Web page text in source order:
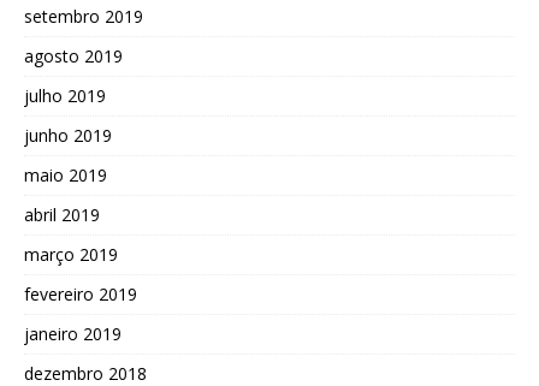
setembro 2019
agosto 2019
julho 2019
junho 2019
maio 2019
abril 2019
março 2019
fevereiro 2019
janeiro 2019
dezembro 2018